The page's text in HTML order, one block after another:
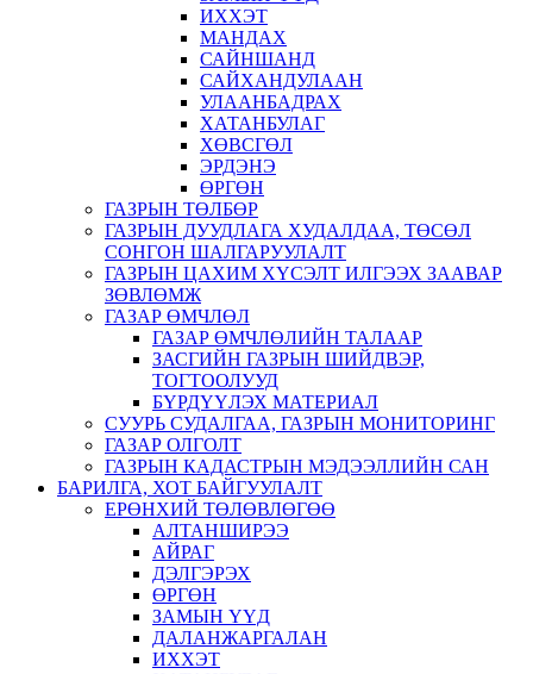
ИХХЭТ
МАНДАХ
САЙНШАНД
САЙХАНДУЛААН
УЛААНБАДРАХ
ХАТАНБУЛАГ
ХӨВСГӨЛ
ЭРДЭНЭ
ӨРГӨН
ГАЗРЫН ТӨЛБӨР
ГАЗРЫН ДУУДЛАГА ХУДАЛДАА, ТӨСӨЛ
СОНГОН ШАЛГАРУУЛАЛТ
ГАЗРЫН ЦАХИМ ХҮСЭЛТ ИЛГЭЭХ ЗААВАР
ЗӨВЛӨМЖ
ГАЗАР ӨМЧЛӨЛ
ГАЗАР ӨМЧЛӨЛИЙН ТАЛААР
ЗАСГИЙН ГАЗРЫН ШИЙДВЭР,
ТОГТООЛУУД
БҮРДҮҮЛЭХ МАТЕРИАЛ
СУУРЬ СУДАЛГАА, ГАЗРЫН МОНИТОРИНГ
ГАЗАР ОЛГОЛТ
ГАЗРЫН КАДАСТРЫН МЭДЭЭЛЛИЙН САН
БАРИЛГА, ХОТ БАЙГУУЛАЛТ
ЕРӨНХИЙ ТӨЛӨВЛӨГӨӨ
АЛТАНШИРЭЭ
АЙРАГ
ДЭЛГЭРЭХ
ӨРГӨН
ЗАМЫН ҮҮД
ДАЛАНЖАРГАЛАН
ИХХЭТ